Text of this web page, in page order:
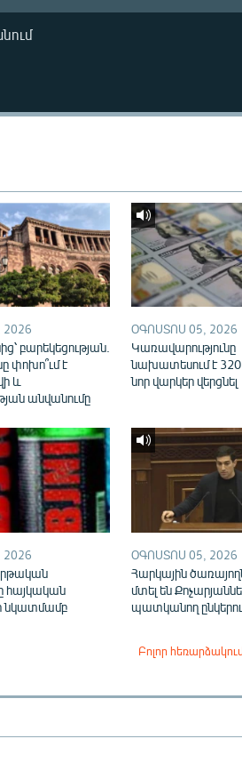
բարեկեցության.
փոխո՞ւմ է
և
անվանումը
ՕԳՈՍՏՈՍ 05, 2026
Կառավարությունը
նախատեսում է 320
նոր վարկեր վերցնել
հայկական
նկատմամբ
ՕԳՈՍՏՈՍ 05, 2026
Հարկային
մտել են
պատկանող
Բոլոր